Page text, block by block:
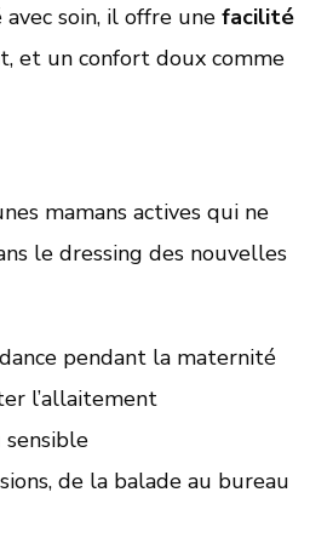
avec soin, il offre une facilité
et un confort doux comme
mamans actives qui ne
le dressing des nouvelles
pendant la maternité
l’allaitement
sensible
de la balade au bureau